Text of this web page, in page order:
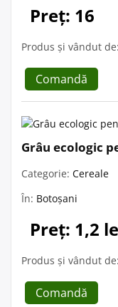
Preț: 16
Produs și vândut de:
Comandă
Grâu ecologic
Categorie: Cereale
În: Botoșani
Preț: 1,2
Produs și vândut de:
Comandă